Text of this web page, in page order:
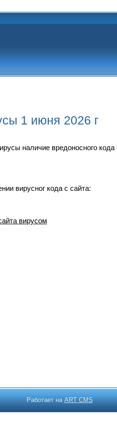
1 июня 2026 г
наличие вредоносного
вирусног кода с сайта:
вирусом
Работает наART CMS